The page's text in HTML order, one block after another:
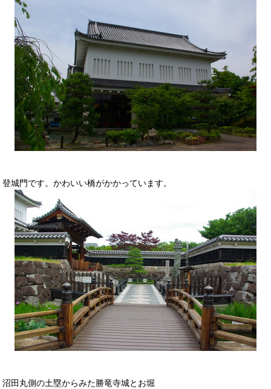
登城門です。かわいい橋がかかっています。
沼田丸側の土塁からみた勝竜寺城とお堀